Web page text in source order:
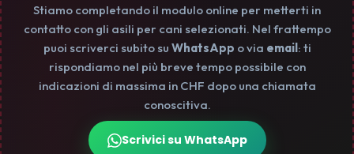
Stiamo completando il modulo online per metterti in
contatto con gli asili per cani selezionati. Nel frattempo
puoi scriverci subito su WhatsApp o via email: ti
rispondiamo nel più breve tempo possibile con
indicazioni di massima in CHF dopo una chiamata
conoscitiva.
Scrivici su WhatsApp